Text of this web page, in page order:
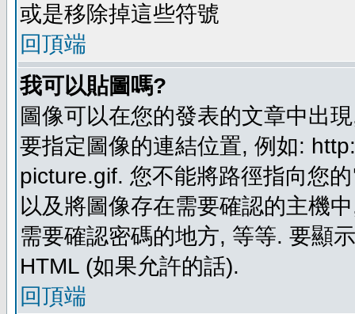
或是移除掉這些符號
回頂端
我可以貼圖嗎?
圖像可以在您的發表的文章中出
要指定圖像的連結位置, 例如:
picture.gif. 您不能將路徑指向您
以及將圖像存在需要確認的主機
需要確認密碼的地方, 等等. 要顯
HTML (如果允許的話).
回頂端